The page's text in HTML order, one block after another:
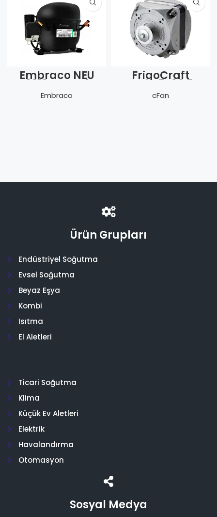
Embraco NEU
6212 Z-Dual
Frekans
Embraco
FrigoCraft
FCSMQ 5-26 5W
Fan Motoru
cFan
Ürün Grupları
Endüstriyel Soğutma
Evsel Soğutma
Beyaz Eşya
Kombi
Isıtma
El Aletleri
Ticari Soğutma
Klima
Küçük Ev Aletleri
Elektrik
Havalandırma
Otomasyon
Sosyal Medya